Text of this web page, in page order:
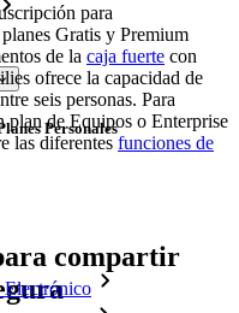
Personales
para
Gratis y Premium
de la caja fuerte con
ofrece la capacidad de
seis personas. Para
plan de Equipos o Enterprise
las diferentes funciones de
compartir